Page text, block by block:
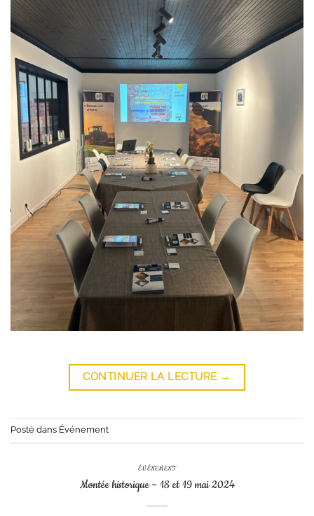
CONTINUER LA LECTURE →
Posté dans Événement
ÉVÉNEMENT
Montée historique – 18 et 19 mai 2024